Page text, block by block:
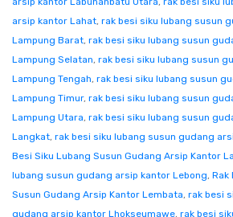
arsip kantor Lahat, rak besi siku lubang susun
Lampung Barat, rak besi siku lubang susun
Lampung Selatan, rak besi siku lubang susun
Lampung Tengah, rak besi siku lubang susun
Lampung Timur, rak besi siku lubang susun
Lampung Utara, rak besi siku lubang susun
Langkat, rak besi siku lubang susun gudang
Besi Siku Lubang Susun Gudang Arsip Kantor
lubang susun gudang arsip kantor Lebong, Rak
Susun Gudang Arsip Kantor Lembata, rak besi
gudang arsip kantor Lhokseumawe, rak besi